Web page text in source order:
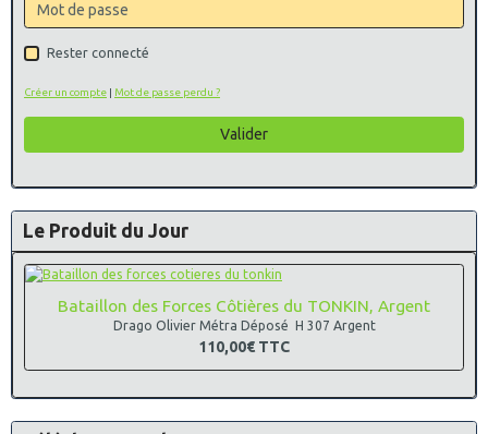
Rester connecté
Créer un compte | Mot de passe perdu ?
Valider
Le Produit du Jour
Bataillon des Forces Côtières du TONKIN, Argent
Drago Olivier Métra Déposé H 307 Argent
110,00€ TTC